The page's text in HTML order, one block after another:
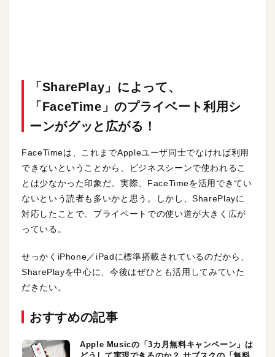
「SharePlay」によって、
「FaceTime」のプライベート利用シ
ーンがグッと広がる！
FaceTimeは、これまでAppleユーザ同士でなければ利用
できないということから、ビジネスシーンで使われるこ
とは少なかった印象だ。実際、FaceTimeを活用できてい
ないという読者も多いかと思う。しかし、SharePlayに
対応したことで、プライベートでの使い道が大きく広が
っている。
せっかくiPhone／iPadに標準搭載されているのだから、
SharePlayを中心に、今後はぜひとも活用してみていた
だきたい。
おすすめの記事
Apple Musicの「3カ月無料キャンペーン」は